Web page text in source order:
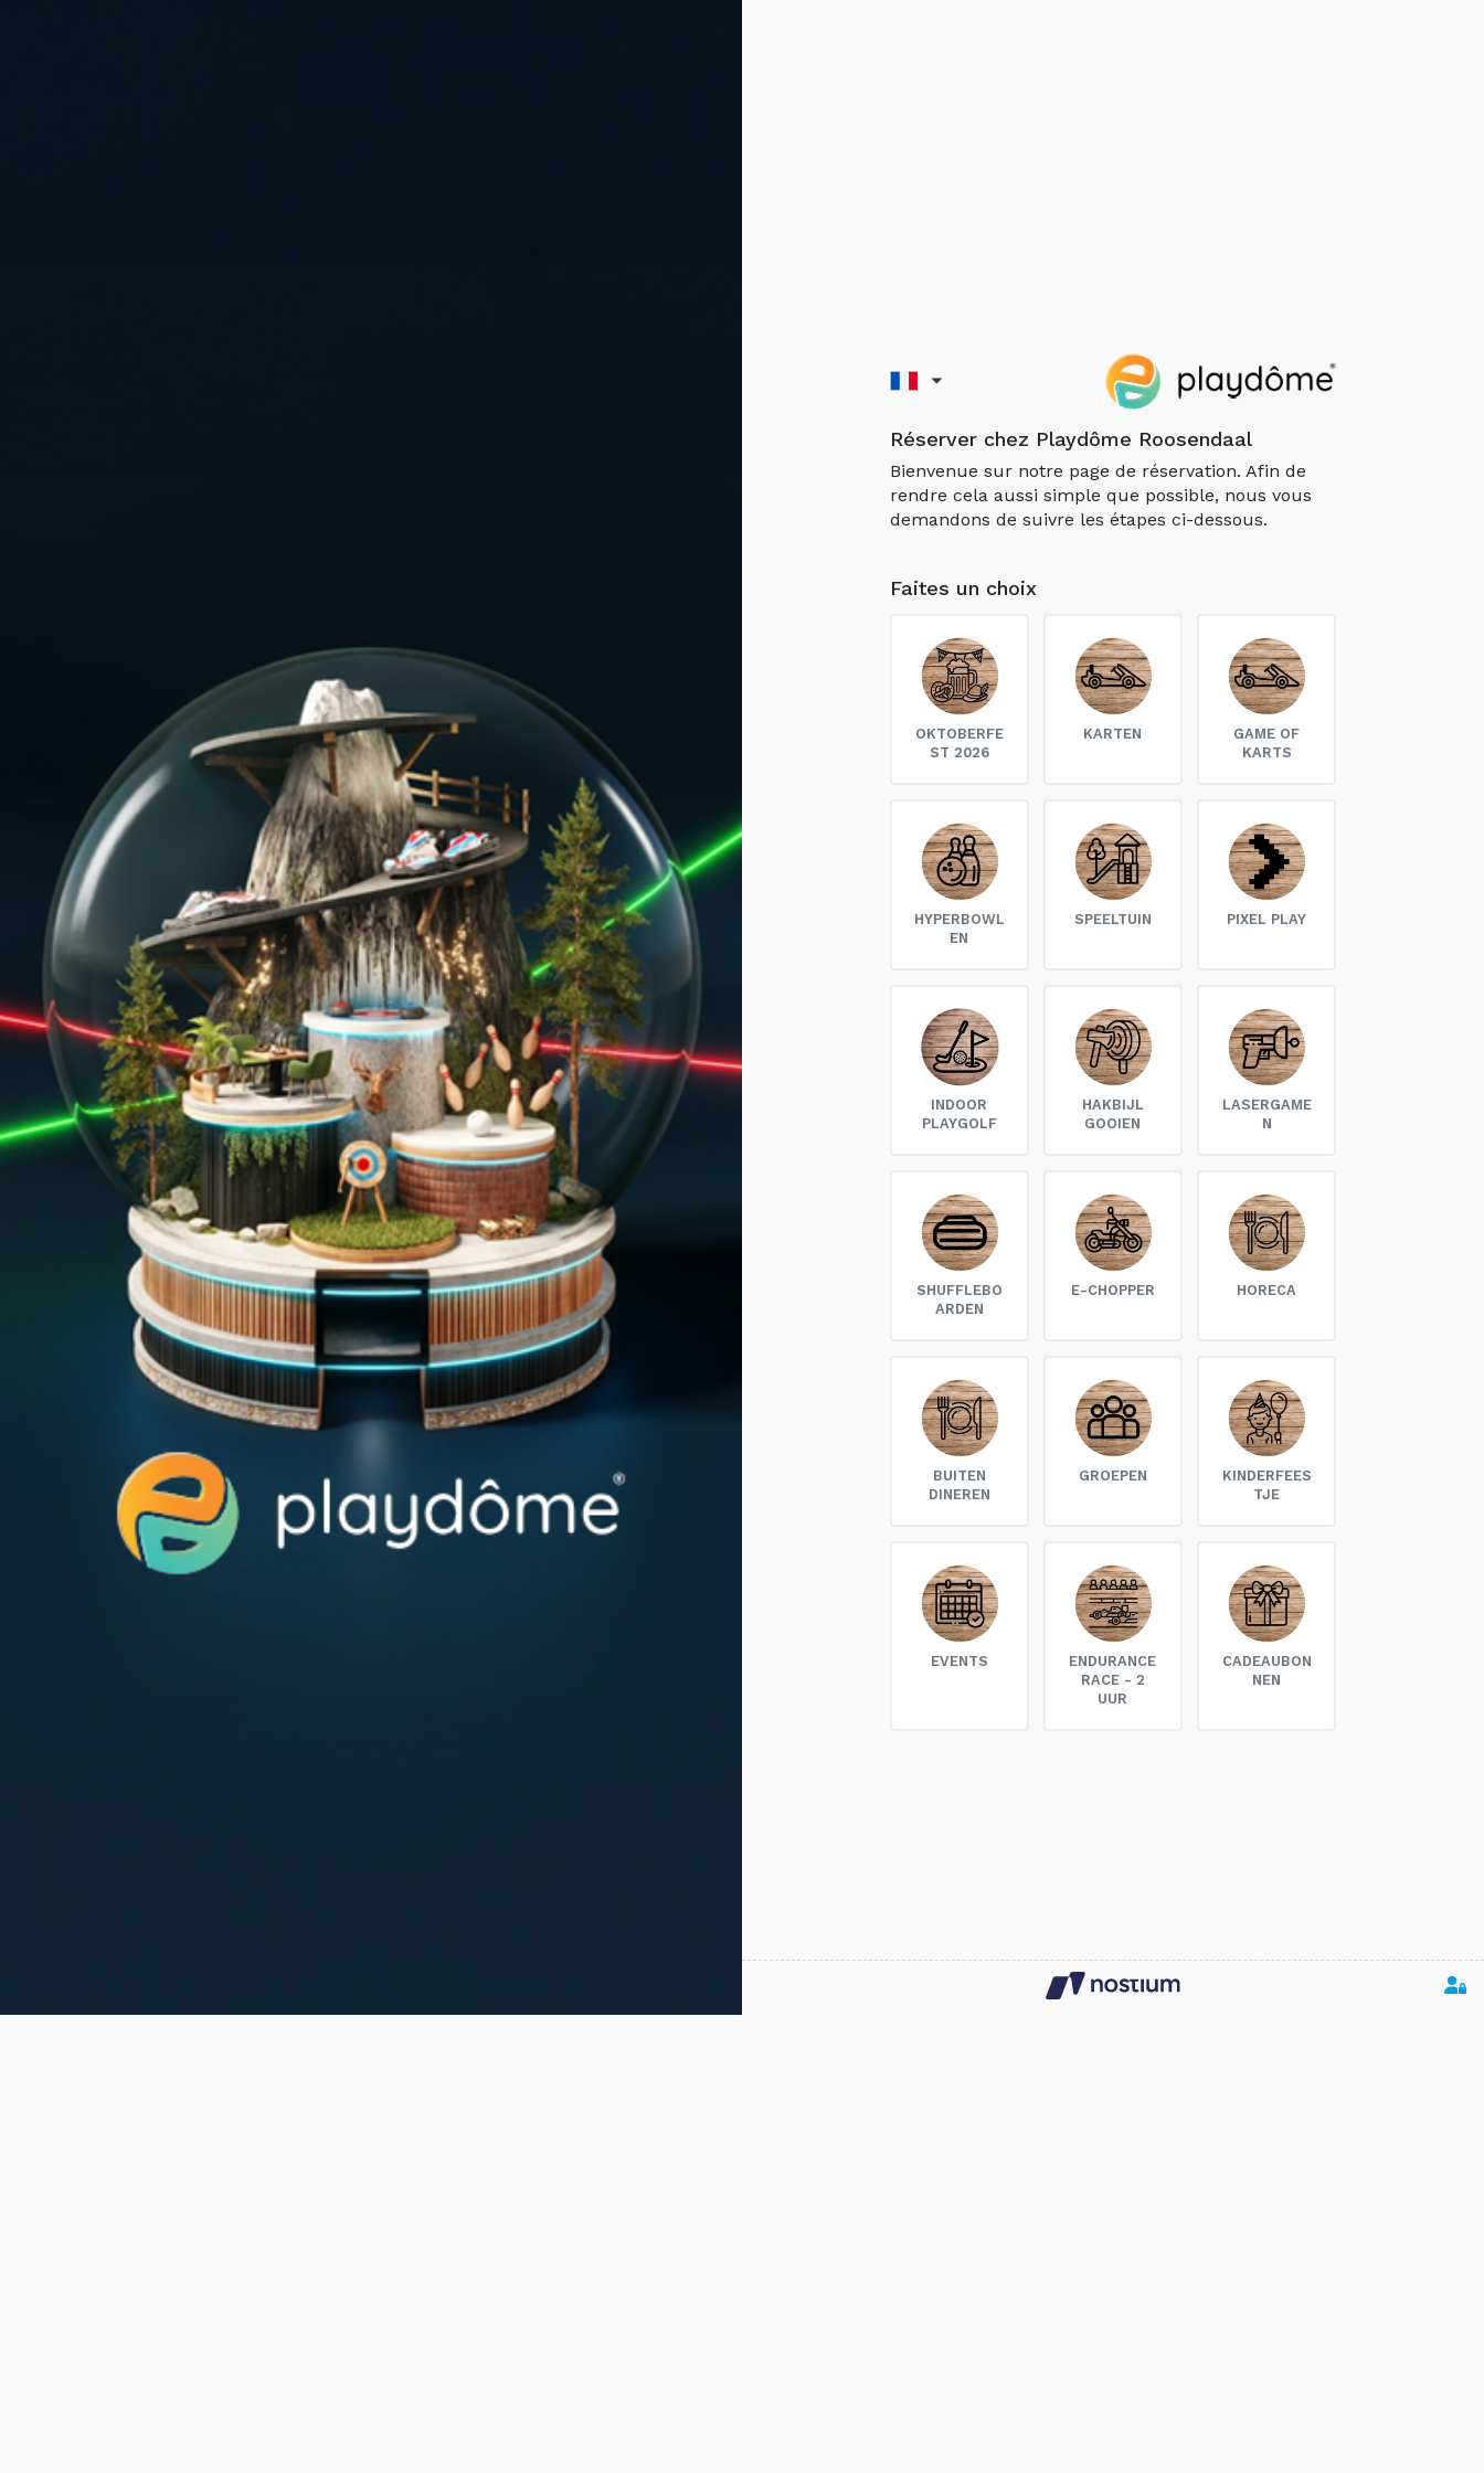
Réserver chez Playdôme Roosendaal
Bienvenue sur notre page de réservation. Afin de
rendre cela aussi simple que possible, nous vous
demandons de suivre les étapes ci-dessous.
Faites un choix
OKTOBERFE
ST 2026
KARTEN
GAME OF
KARTS
HYPERBOWL
EN
SPEELTUIN PIXEL PLAY
INDOOR
PLAYGOLF
HAKBIJL
GOOIEN
LASERGAME
N
SHUFFLEBO
ARDEN
E-CHOPPER HORECA
BUITEN
DINEREN
GROEPEN
KINDERFEES
TJE
EVENTS
ENDURANCE
RACE - 2
UUR
CADEAUBON
NEN